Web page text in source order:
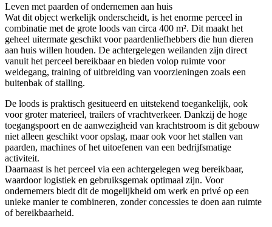
Leven met paarden of ondernemen aan huis
Wat dit object werkelijk onderscheidt, is het enorme perceel in
combinatie met de grote loods van circa 400 m². Dit maakt het
geheel uitermate geschikt voor paardenliefhebbers die hun dieren
aan huis willen houden. De achtergelegen weilanden zijn direct
vanuit het perceel bereikbaar en bieden volop ruimte voor
weidegang, training of uitbreiding van voorzieningen zoals een
buitenbak of stalling.
De loods is praktisch gesitueerd en uitstekend toegankelijk, ook
voor groter materieel, trailers of vrachtverkeer. Dankzij de hoge
toegangspoort en de aanwezigheid van krachtstroom is dit gebouw
niet alleen geschikt voor opslag, maar ook voor het stallen van
paarden, machines of het uitoefenen van een bedrijfsmatige
activiteit.
Daarnaast is het perceel via een achtergelegen weg bereikbaar,
waardoor logistiek en gebruiksgemak optimaal zijn. Voor
ondernemers biedt dit de mogelijkheid om werk en privé op een
unieke manier te combineren, zonder concessies te doen aan ruimte
of bereikbaarheid.